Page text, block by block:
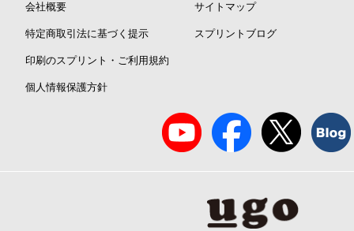
会社概要
特定商取引法に基づく提示
印刷のスプリント・ご利用規約
個人情報保護方針
サイトマップ
スプリントブログ